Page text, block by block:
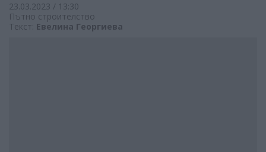
23.03.2023 / 13:30
Пътно строителство
Текст: Евелина Георгиева